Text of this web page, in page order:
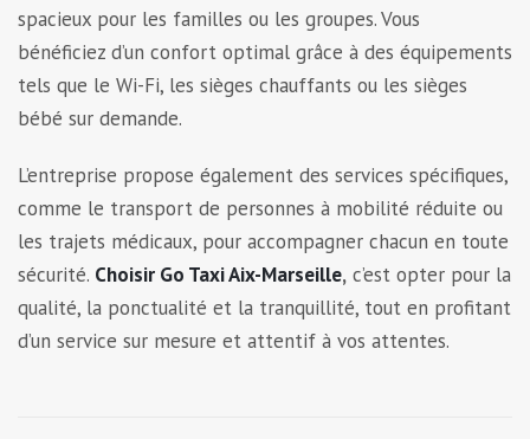
spacieux pour les familles ou les groupes. Vous
bénéficiez d’un confort optimal grâce à des équipements
tels que le Wi-Fi, les sièges chauffants ou les sièges
bébé sur demande.
L’entreprise propose également des services spécifiques,
comme le transport de personnes à mobilité réduite ou
les trajets médicaux, pour accompagner chacun en toute
sécurité. Choisir Go Taxi Aix-Marseille, c’est opter pour la
qualité, la ponctualité et la tranquillité, tout en profitant
d’un service sur mesure et attentif à vos attentes.